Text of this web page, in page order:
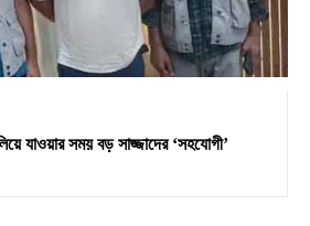
যাওয়ার সময় বড় সাজ্জাদের ‘সহযোগী’